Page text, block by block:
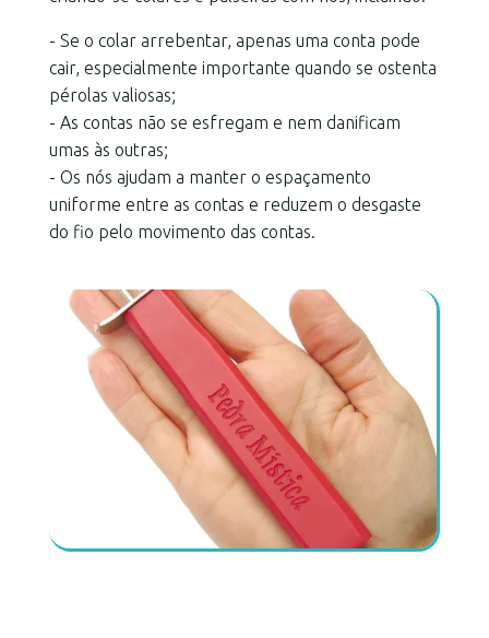
- Se o colar arrebentar, apenas uma conta pode
cair, especialmente importante quando se ostenta
pérolas valiosas;
- As contas não se esfregam e nem danificam
umas às outras;
- Os nós ajudam a manter o espaçamento
uniforme entre as contas e reduzem o desgaste
do fio pelo movimento das contas.